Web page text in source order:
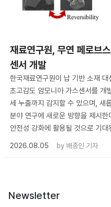
재료연구원, 무연 페로브
센서 개발
한국재료연구원이 납 기반 소재
초고감도 암모니아 가스센서를 개
세 누출까지 감지할 수 있으며, 새
분야 연구에 새로운 방향을 제시한
안전성 강화에 활용될 것으로 기대
2026.08.05
by 배종인 기자
Newsletter